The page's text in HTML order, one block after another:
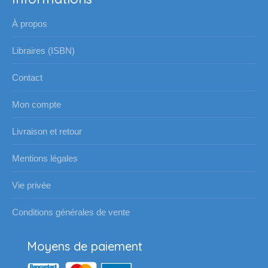
À propos
Libraires (ISBN)
Contact
Mon compte
Livraison et retour
Mentions légales
Vie privée
Conditions générales de vente
Moyens de paiement